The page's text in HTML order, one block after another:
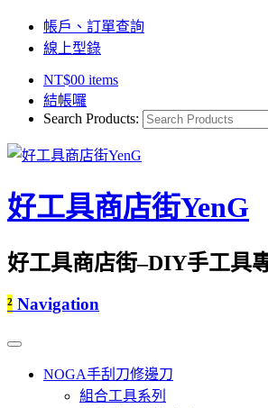
帳戶、訂單查詢
線上型錄
NT$00 items
結帳囉
Search Products:
好工具商店街YenG
好工具商店街–DIY手工具
² Navigation
NOGA手刮刀修邊刀
組合工具系列